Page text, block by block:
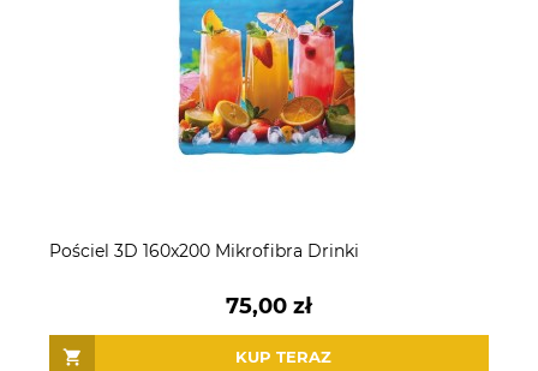
Pościel 3D 160x200 Mikrofibra Drinki
75,00 zł
KUP TERAZ